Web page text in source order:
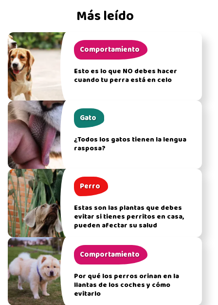
Más leído
Comportamiento
Esto es lo que NO debes hacer
cuando tu perra está en celo
Gato
¿Todos los gatos tienen la lengua
rasposa?
Perro
Estas son las plantas que debes
evitar si tienes perritos en casa,
pueden afectar su salud
Comportamiento
Por qué los perros orinan en la
llantas de los coches y cómo
evitarlo